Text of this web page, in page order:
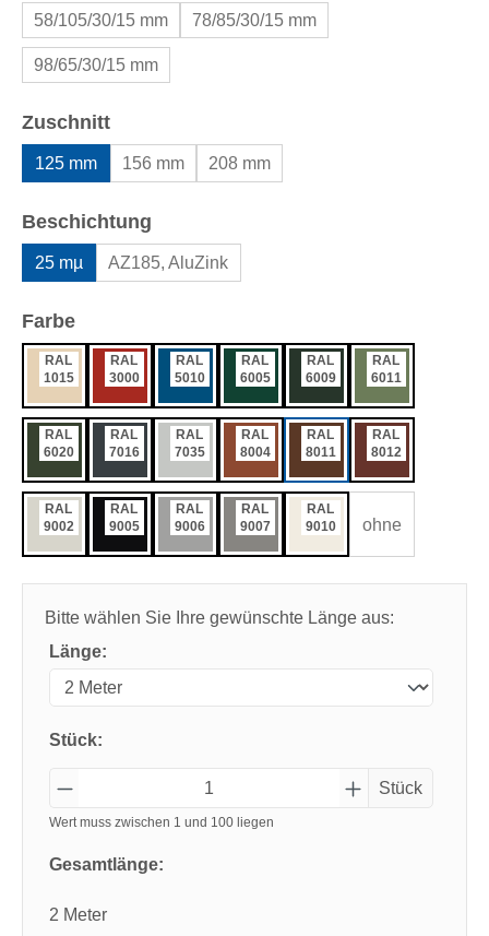
58/105/30/15 mm 78/85/30/15 mm
98/65/30/15 mm
Zuschnittauswählen
125 mm 156 mm 208 mm
Beschichtung
25 mµ AZ185, AluZink
Farbeauswählen
RAL
1015
RAL
3000
RAL
5010
RAL
6005
RAL
6009
RAL
6011
RAL
6020
RAL
7016
RAL
7035
RAL
8004
RAL
8011
RAL
8012
RAL
9002
RAL
9005
RAL
9006
RAL
9007
RAL
9010
ohne
Bitte wählen Sie Ihre gewünschte Länge aus:
Länge:
Stück:
Stück
Wert muss zwischen 1 und 100 liegen
Gesamtlänge:
2 Meter